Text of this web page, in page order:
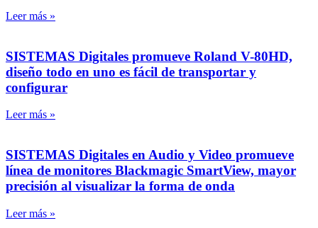
Leer más »
SISTEMAS Digitales promueve Roland V-80HD,
diseño todo en uno es fácil de transportar y
configurar
Leer más »
SISTEMAS Digitales en Audio y Video promueve
línea de monitores Blackmagic SmartView, mayor
precisión al visualizar la forma de onda
Leer más »